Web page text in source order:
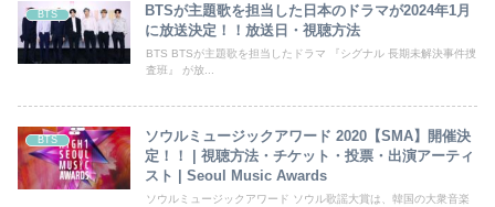
BTS
BTSが主題歌を担当した日本のドラマが2024年1月
に放送決定！！放送日・視聴方法
BTS BTSが主題歌を担当したドラマ 『シグナル 長期未解決事件捜
査班』 が放...
BTS
ソウルミュージックアワード 2020【SMA】開催決
定！！ | 視聴方法・チケット・投票・出演アーティ
スト | Seoul Music Awards
ソウルミュージックアワード ソウル歌謡大賞は、韓国の大衆音楽